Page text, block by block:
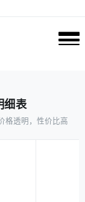
细表
格透明，性价比高